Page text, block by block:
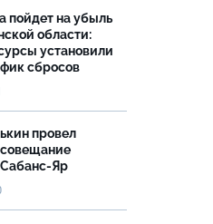
пойдет на убыль
области:
установили
сбросов
провел
Сабанс-Яр